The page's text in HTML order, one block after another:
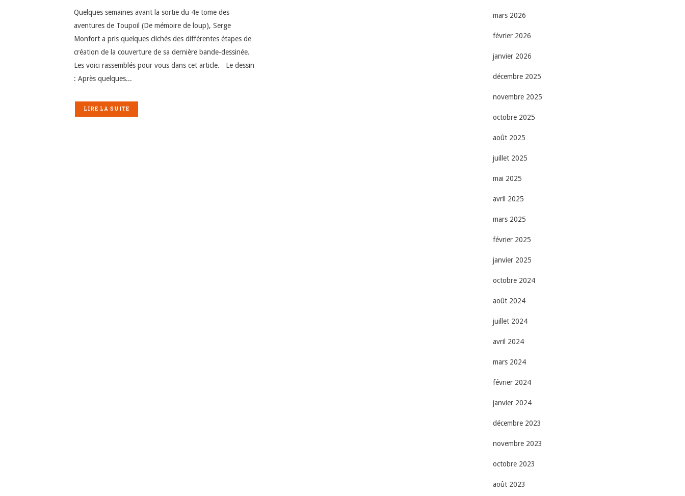
Quelques semaines avant la sortie du 4e tome des
aventures de Toupoil (De mémoire de loup), Serge
Monfort a pris quelques clichés des différentes étapes de
création de la couverture de sa dernière bande-dessinée.
Les voici rassemblés pour vous dans cet article. Le dessin
: Après quelques...
LIRE LA SUITE
mars 2026
février 2026
janvier 2026
décembre 2025
novembre 2025
octobre 2025
août 2025
juillet 2025
mai 2025
avril 2025
mars 2025
février 2025
janvier 2025
octobre 2024
août 2024
juillet 2024
avril 2024
mars 2024
février 2024
janvier 2024
décembre 2023
novembre 2023
octobre 2023
août 2023